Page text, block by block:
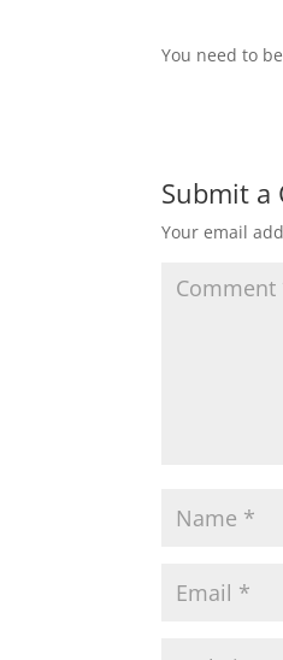
You need to
Submit a
Your email